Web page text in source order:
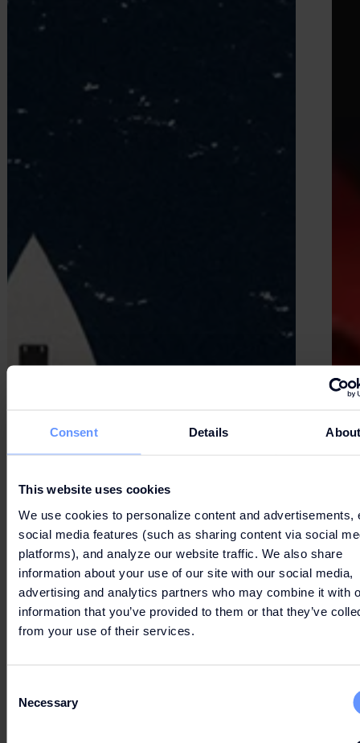
Consent Details About
This website uses cookies
We use cookies to personalize content and advertisements,
social media features (such as sharing content via social
platforms), and analyze our website traffic. We also share
information about your use of our site with our social media,
advertising and analytics partners who may combine it with
information that you’ve provided to them or that they’ve
from your use of their services.
Selection
Necessary